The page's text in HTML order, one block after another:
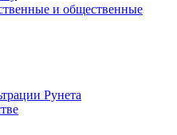
и общественные
Рунета